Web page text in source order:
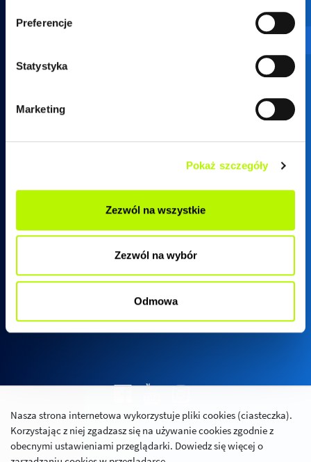
Preferencje
Statystyka
Marketing
Pokaż szczegóły
Zezwól na wszystkie
Zezwól na wybór
Odmowa
tel.17 789 19 87
Biuro sprzedaży SkyRes
ul. Warszawska 18
(biurowiec SkyRes, piętro 12)
Pn - Pt: 08:00 - 17:00
Polityka prywatności
Relacje inwestorskie
Nasza strona internetowa wykorzystuje pliki cookies (ciasteczka).
Korzystając z niej zgadzasz się na używanie cookies zgodnie z
obecnymi ustawieniami przeglądarki. Dowiedz się więcej o